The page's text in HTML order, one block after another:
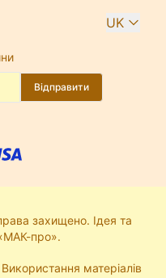
UK
Відправити
захищено. Ідея та
про».
Використання матеріалів